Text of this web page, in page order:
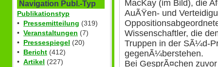
Navigation Publ.-Typ
Publikationstyp
• Pressemitteilung (319)
• Veranstaltungen (7)
• Pressespiegel (20)
• Bericht (412)
• Artikel (227)
MacKay (im Bild), die
AuÃŸen- und
Wissenschaftler, die
Truppen in der SÃ¼d-
gegenÃ¼berstehen.
Bei GesprÃ¤chen